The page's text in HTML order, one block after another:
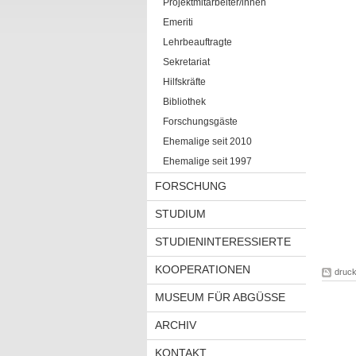
Projektmitarbeiter/innen
Emeriti
Lehrbeauftragte
Sekretariat
Hilfskräfte
Bibliothek
Forschungsgäste
Ehemalige seit 2010
Ehemalige seit 1997
FORSCHUNG
STUDIUM
STUDIENINTERESSIERTE
KOOPERATIONEN
MUSEUM FÜR ABGÜSSE
ARCHIV
KONTAKT